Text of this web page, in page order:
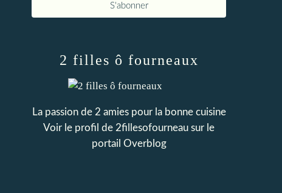
2 filles ô fourneaux
La passion de 2 amies pour la bonne cuisine
Voir le profil de 2fillesofourneau sur le
portail Overblog